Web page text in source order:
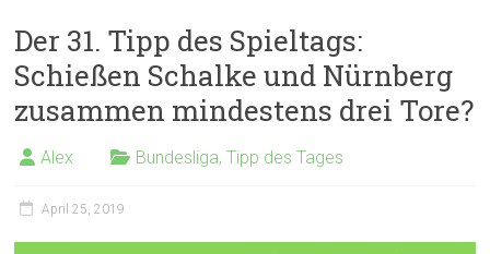
Der 31. Tipp des Spieltags:
Schießen Schalke und Nürnberg
zusammen mindestens drei Tore?
Alex Bundesliga,Tipp des Tages
April 25, 2019